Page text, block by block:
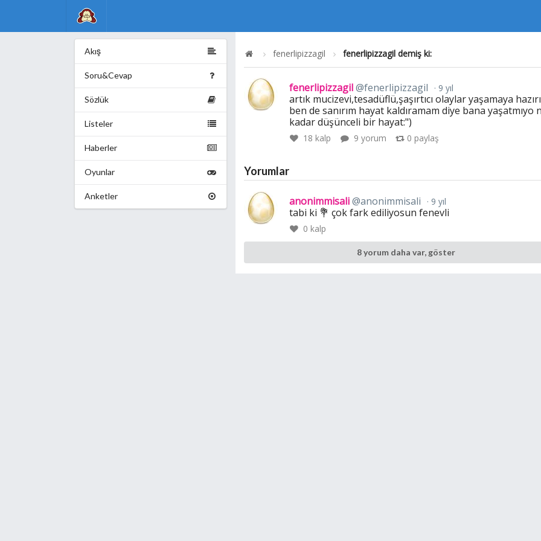
Akış
Soru&Cevap
Sözlük
Listeler
Haberler
Oyunlar
Anketler
fenerlipizzagil fenerlipizzagil demiş ki:
fenerlipizzagil@fenerlipizzagil 9 yıl
artık mucizevi,tesadüflü,şaşırtıcı olaylar yaşamaya
ben de sanırım hayat kaldıramam diye bana yaşatmıyo
kadar düşünceli bir hayat:")
18 kalp 9 yorum 0 paylaş
Yorumlar
anonimmisali@anonimmisali 9 yıl
tabi ki 💐 çok fark ediliyosun fenevli
0 kalp
8 yorum daha var, göster